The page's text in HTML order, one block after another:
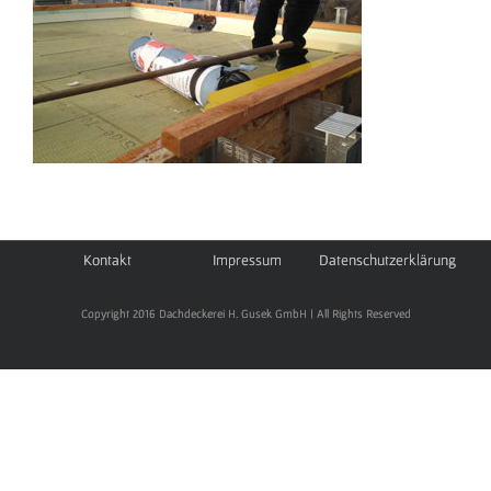
Datenschutzerklärung
Impressum
Kontakt
Copyright 2016 Dachdeckerei H. Gusek GmbH | All Rights Reserved